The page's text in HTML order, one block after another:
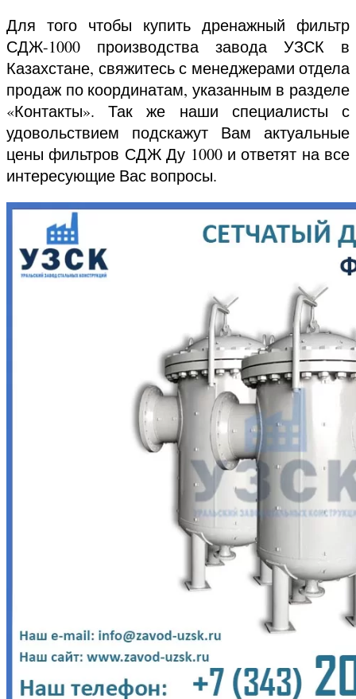
Для того чтобы купить дренажный фильтр
СДЖ-1000 производства завода УЗСК в
Казахстане, свяжитесь с менеджерами отдела
продаж по координатам, указанным в разделе
«Контакты». Так же наши специалисты с
удовольствием подскажут Вам актуальные
цены фильтров СДЖ Ду 1000 и ответят на все
интересующие Вас вопросы.